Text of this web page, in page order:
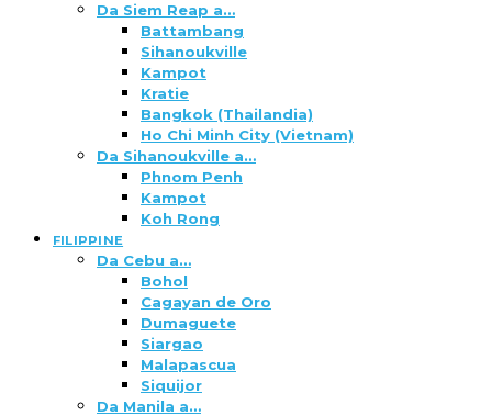
Da Siem Reap a…
Battambang
Sihanoukville
Kampot
Kratie
Bangkok (Thailandia)
Ho Chi Minh City (Vietnam)
Da Sihanoukville a…
Phnom Penh
Kampot
Koh Rong
FILIPPINE
Da Cebu a…
Bohol
Cagayan de Oro
Dumaguete
Siargao
Malapascua
Siquijor
Da Manila a…